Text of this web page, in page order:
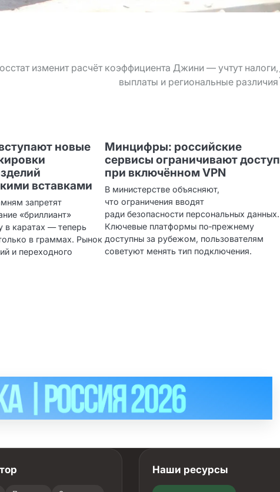
изменит расчёт коэффициента Джини — учтут налоги,
выплаты и региональные различия
новые
вставками
запретят
«бриллиант»
в каратах — теперь
в граммах. Рынок
и переходного
Минцифры: российские
сервисы ограничивают доступ
при включённом VPN
В министерстве объясняют,
что ограничения вводят
ради безопасности персональных данных.
Ключевые платформы по‑прежнему
доступны за рубежом, пользователям
советуют менять тип подключения.
Наши ресурсы